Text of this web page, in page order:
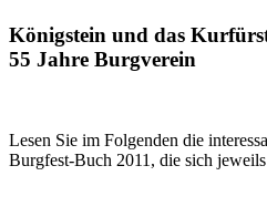
Königstein und das
55 Jahre Burgverein
Lesen Sie im Folgenden die
Burgfest-Buch 2011, die sich